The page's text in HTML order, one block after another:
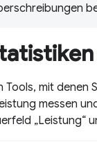
Tools, mit denen
messen
„Leistung“